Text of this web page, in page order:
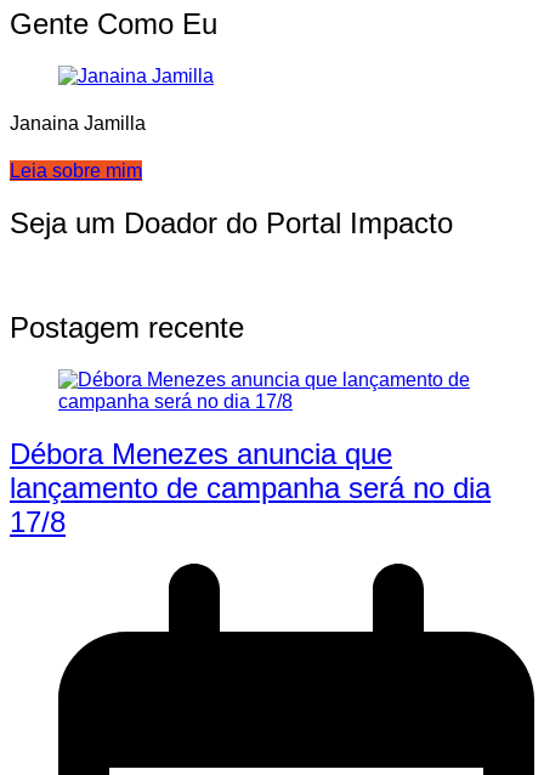
Gente Como Eu
Janaina Jamilla
Leia sobre mim
Seja um Doador do Portal Impacto
Postagem recente
Débora Menezes anuncia que
lançamento de campanha será no dia
17/8